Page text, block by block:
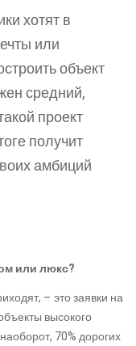
хотят в
или
объект
средний,
проект
получит
амбиций
или люкс?
– это заявки на
высокого
70% дорогих